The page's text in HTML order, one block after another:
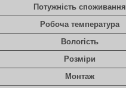
Потужність споживання
Робоча температура
Вологість
Розміри
Монтаж